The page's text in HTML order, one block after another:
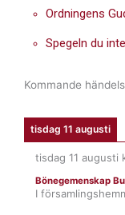
Ordningens
Spegeln du
Kommande
tisdag 11 augusti
tisdag 11 augusti
Bönegemenskap
I